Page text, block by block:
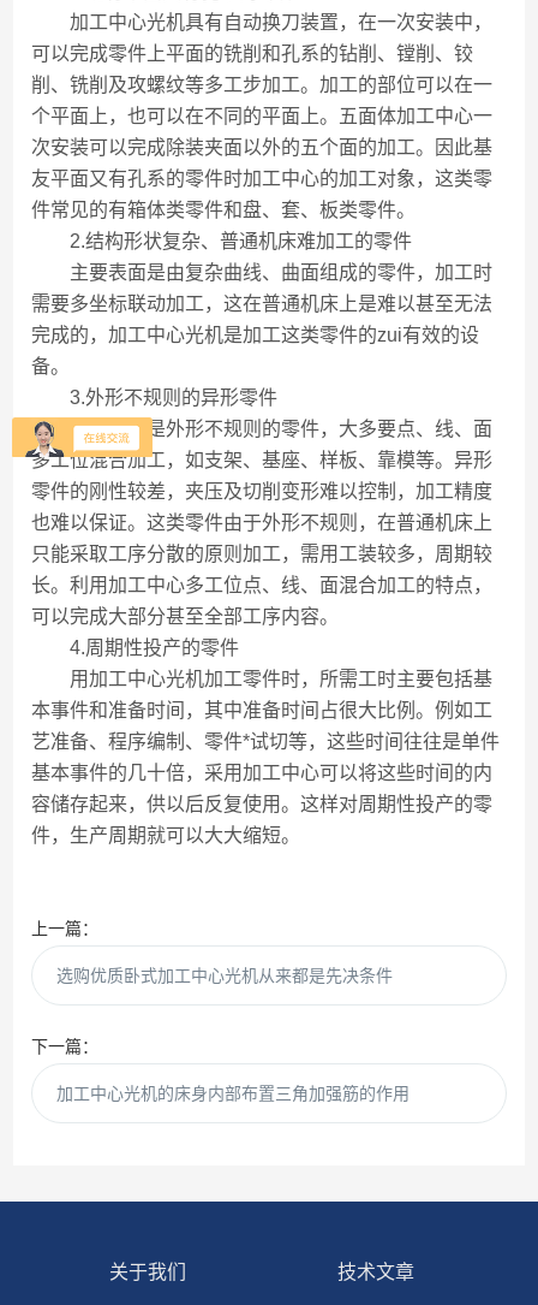
加工中心光机具有自动换刀装置，在一次安装中，
可以完成零件上平面的铣削和孔系的钻削、镗削、铰
削、铣削及攻螺纹等多工步加工。加工的部位可以在一
个平面上，也可以在不同的平面上。五面体加工中心一
次安装可以完成除装夹面以外的五个面的加工。因此基
友平面又有孔系的零件时加工中心的加工对象，这类零
件常见的有箱体类零件和盘、套、板类零件。
2.结构形状复杂、普通机床难加工的零件
主要表面是由复杂曲线、曲面组成的零件，加工时
需要多坐标联动加工，这在普通机床上是难以甚至无法
完成的，加工中心光机是加工这类零件的zui有效的设
备。
3.外形不规则的异形零件
异形零件是外形不规则的零件，大多要点、线、面
多工位混合加工，如支架、基座、样板、靠模等。异形
零件的刚性较差，夹压及切削变形难以控制，加工精度
也难以保证。这类零件由于外形不规则，在普通机床上
只能采取工序分散的原则加工，需用工装较多，周期较
长。利用加工中心多工位点、线、面混合加工的特点，
可以完成大部分甚至全部工序内容。
4.周期性投产的零件
用加工中心光机加工零件时，所需工时主要包括基
本事件和准备时间，其中准备时间占很大比例。例如工
艺准备、程序编制、零件*试切等，这些时间往往是单件
基本事件的几十倍，采用加工中心可以将这些时间的内
容储存起来，供以后反复使用。这样对周期性投产的零
件，生产周期就可以大大缩短。
上一篇：
选购优质卧式加工中心光机从来都是先决条件
下一篇：
加工中心光机的床身内部布置三角加强筋的作用
关于我们 技术文章